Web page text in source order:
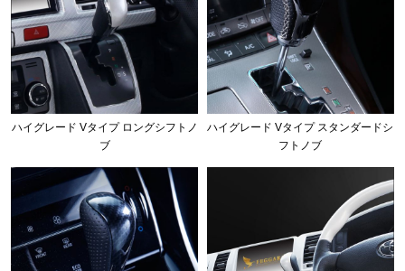
ハイグレード Vタイプ ロングシフトノ
ブ
ハイグレード Vタイプ スタンダードシ
フトノブ